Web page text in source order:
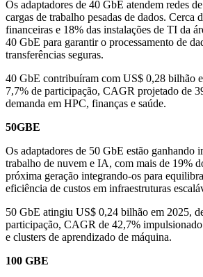
Os adaptadores de 40 GbE atendem redes
cargas de trabalho pesadas de dados. Cerca
financeiras e 18% das instalações de TI da
40 GbE para garantir o processamento de
transferências seguras.
40 GbE contribuíram com US$ 0,28 bilhão
7,7% de participação, CAGR projetado de
demanda em HPC, finanças e saúde.
50GBE
Os adaptadores de 50 GbE estão ganhando
trabalho de nuvem e IA, com mais de 19%
próxima geração integrando-os para
eficiência de custos em infraestruturas
50 GbE atingiu US$ 0,24 bilhão em 2025,
participação, CAGR de 42,7%
e clusters de aprendizado de máquina.
100 GBE